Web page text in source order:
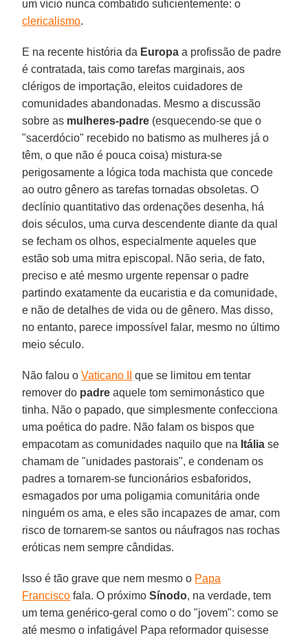
um vício nunca combatido suficientemente: o
clericalismo.
E na recente história da Europa a profissão de padre
é contratada, tais como tarefas marginais, aos
clérigos de importação, eleitos cuidadores de
comunidades abandonadas. Mesmo a discussão
sobre as mulheres-padre (esquecendo-se que o
"sacerdócio" recebido no batismo as mulheres já o
têm, o que não é pouca coisa) mistura-se
perigosamente a lógica toda machista que concede
ao outro gênero as tarefas tornadas obsoletas. O
declínio quantitativo das ordenações desenha, há
dois séculos, uma curva descendente diante da qual
se fecham os olhos, especialmente aqueles que
estão sob uma mitra episcopal. Não seria, de fato,
preciso e até mesmo urgente repensar o padre
partindo exatamente da eucaristia e da comunidade,
e não de detalhes de vida ou de gênero. Mas disso,
no entanto, parece impossível falar, mesmo no último
meio século.
Não falou oVaticano II
que se limitou em tentar
remover do padre aquele tom semimonástico que
tinha. Não o papado, que simplesmente confecciona
uma poética do padre. Não falam os bispos que
empacotam as comunidades naquilo que na Itália se
chamam de "unidades pastorais", e condenam os
padres a tornarem-se funcionários esbaforidos,
esmagados por uma poligamia comunitária onde
ninguém os ama, e eles são incapazes de amar, com
risco de tornarem-se santos ou náufragos nas rochas
eróticas nem sempre cândidas.
Isso é tão grave que nem mesmo o Papa
Francisco fala. O próximoSínodo, na verdade, tem
um tema genérico-geral como o do "jovem": como se
até mesmo o infatigável Papa reformador quisesse